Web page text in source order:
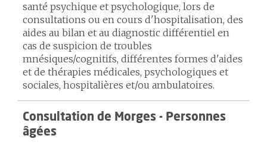
santé psychique et psychologique, lors de
consultations ou en cours d'hospitalisation, des
aides au bilan et au diagnostic différentiel en
cas de suspicion de troubles
mnésiques/cognitifs, différentes formes d'aides
et de thérapies médicales, psychologiques et
sociales, hospitalières et/ou ambulatoires.
Consultation de Morges - Personnes
âgées